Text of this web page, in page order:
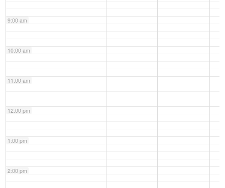
9:00 am
10:00 am
11:00 am
12:00 pm
1:00 pm
2:00 pm